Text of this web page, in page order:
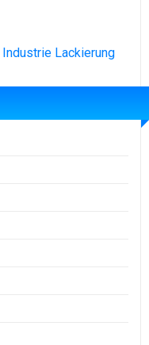
Industrie Lackierung